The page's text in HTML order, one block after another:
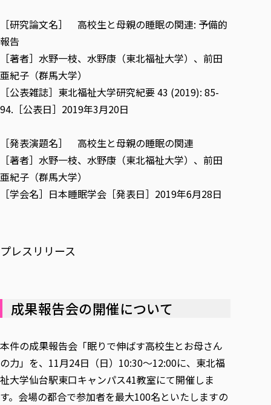
［研究論文名］
高校生と母親の睡眠の関連: 予備的
報告
［著者］水野一枝、水野康（東北福祉大学）、前田
亜紀子（群馬大学）
［公表雑誌］東北福祉大学研究紀要 43 (2019): 85-
94.［公表日］2019年3月20日
［発表演題名］
高校生と母親の睡眠の関連
［著者］水野一枝、水野康（東北福祉大学）、前田
亜紀子（群馬大学）
［学会名］日本睡眠学会［発表日］2019年6月28日
プレスリリース
成果報告会の開催について
本件の成果報告会「眠りで伸ばす高校生とお母さん
の力」を、11月24日（日）10:30～12:00に、東北福
祉大学仙台駅東口キャンパス41教室にて開催しま
す。会場の都合で参加者を最大100名といたしますの